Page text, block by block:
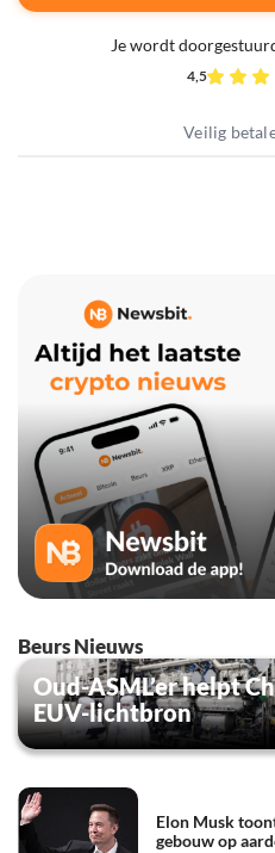
Je wordt
4,5
Veilig
Beurs Nieuws
Oud-ASML’er helpt
EUV-lichtbron
Elon Musk
gebouw op